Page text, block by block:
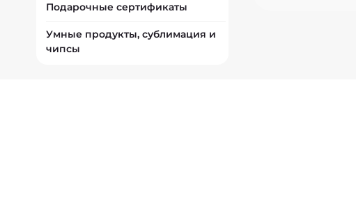
Подарочные сертификаты
Умные продукты, сублимация и
чипсы